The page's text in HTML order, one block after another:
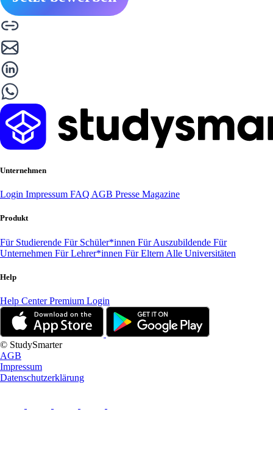
Unternehmen
Login Impressum FAQ AGB Presse Magazine
Produkt
Für Studierende Für Schüler*innen Für Auszubildende Für
Unternehmen Für Lehrer*innen Für Eltern Alle Universitäten
Help
Help CenterPremium Login
© StudySmarter
AGB
Impressum
Datenschutzerklärung